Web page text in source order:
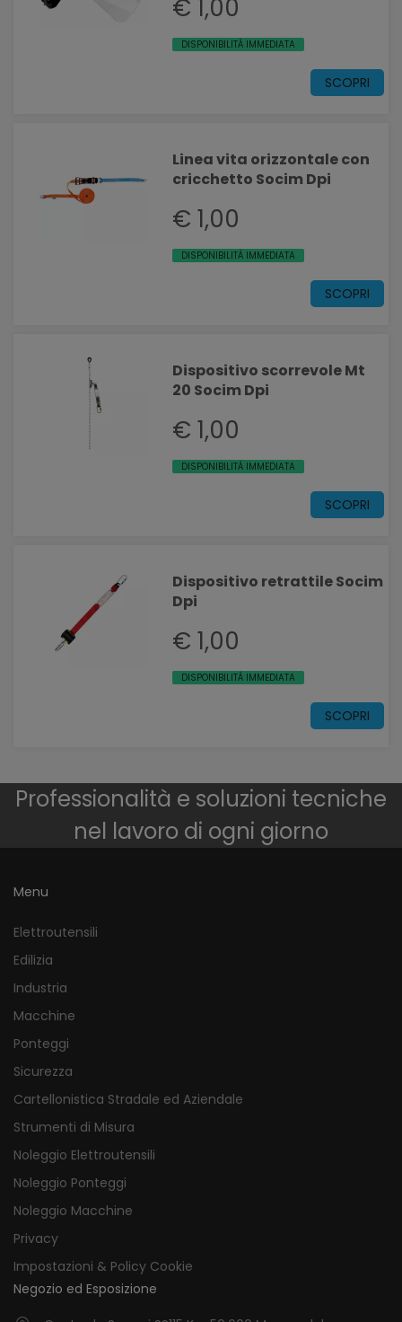
€ 1,00
DISPONIBILITÀ IMMEDIATA
SCOPRI
Linea vita orizzontale con
cricchetto Socim Dpi
€ 1,00
DISPONIBILITÀ IMMEDIATA
SCOPRI
Dispositivo scorrevole Mt
20 Socim Dpi
€ 1,00
DISPONIBILITÀ IMMEDIATA
SCOPRI
Dispositivo retrattile Socim
Dpi
€ 1,00
DISPONIBILITÀ IMMEDIATA
SCOPRI
Professionalità e soluzioni tecniche
nel lavoro di ogni giorno
Menu
Elettroutensili
Edilizia
Industria
Macchine
Ponteggi
Sicurezza
Cartellonistica Stradale ed Aziendale
Strumenti di Misura
Noleggio Elettroutensili
Noleggio Ponteggi
Noleggio Macchine
Privacy
Impostazioni & Policy Cookie
Negozio ed Esposizione